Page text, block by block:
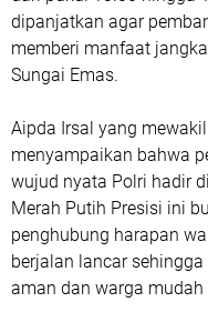
dipanjatkan agar
memberi manfaat
Sungai Emas.
Aipda Irsal yang
menyampaikan bahwa
wujud nyata Polri hadir
Merah Putih Presisi ini
penghubung harapan
berjalan lancar
aman dan warga mudah